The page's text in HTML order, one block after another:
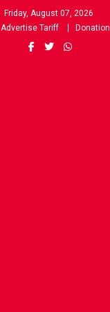
Friday, August 07, 2026
Advertise Tariff Donation